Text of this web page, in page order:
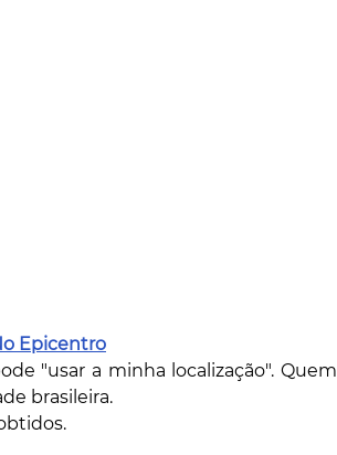
Epicentro
"usar a minha localização". Quem
brasileira.